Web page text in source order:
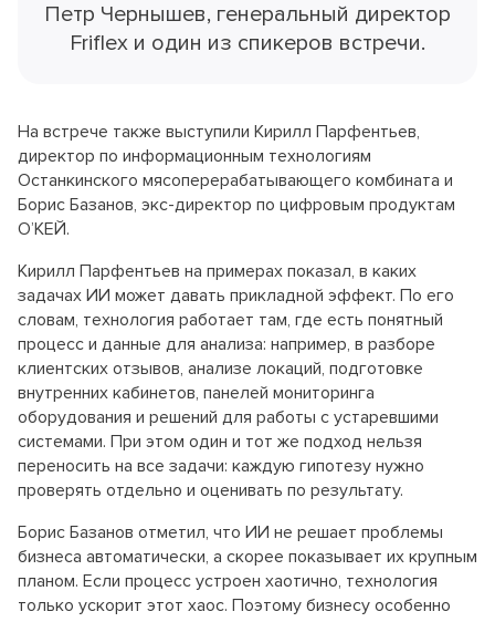
Петр Чернышев, генеральный директор
Friflex и один из спикеров встречи.
На встрече также выступили Кирилл Парфентьев,
директор по информационным технологиям
Останкинского мясоперерабатывающего комбината и
Борис Базанов, экс-директор по цифровым продуктам
O’КЕЙ.
Кирилл Парфентьев на примерах показал, в каких
задачах ИИ может давать прикладной эффект. По его
словам, технология работает там, где есть понятный
процесс и данные для анализа: например, в разборе
клиентских отзывов, анализе локаций, подготовке
внутренних кабинетов, панелей мониторинга
оборудования и решений для работы с устаревшими
системами. При этом один и тот же подход нельзя
переносить на все задачи: каждую гипотезу нужно
проверять отдельно и оценивать по результату.
Борис Базанов отметил, что ИИ не решает проблемы
бизнеса автоматически, а скорее показывает их крупным
планом. Если процесс устроен хаотично, технология
только ускорит этот хаос. Поэтому бизнесу особенно